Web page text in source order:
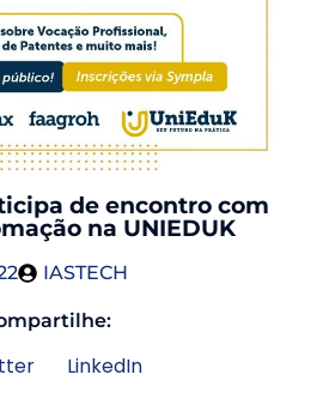
de encontro com
na UNIEDUK
IASTECH
LinkedIn